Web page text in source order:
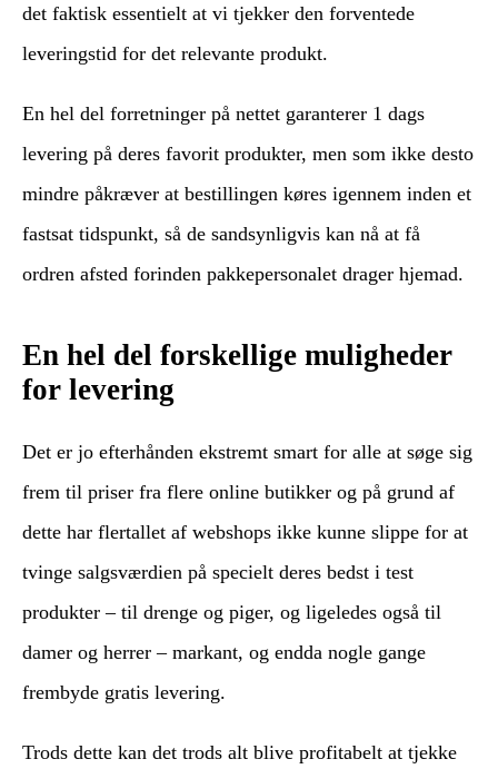
det faktisk essentielt at vi tjekker den forventede
leveringstid for det relevante produkt.
En hel del forretninger på nettet garanterer 1 dags
levering på deres favorit produkter, men som ikke desto
mindre påkræver at bestillingen køres igennem inden et
fastsat tidspunkt, så de sandsynligvis kan nå at få
ordren afsted forinden pakkepersonalet drager hjemad.
En hel del forskellige muligheder
for levering
Det er jo efterhånden ekstremt smart for alle at søge sig
frem til priser fra flere online butikker og på grund af
dette har flertallet af webshops ikke kunne slippe for at
tvinge salgsværdien på specielt deres bedst i test
produkter – til drenge og piger, og ligeledes også til
damer og herrer – markant, og endda nogle gange
frembyde gratis levering.
Trods dette kan det trods alt blive profitabelt at tjekke